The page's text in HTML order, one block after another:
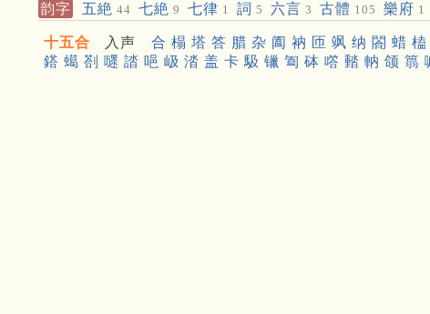
韵字 五絶 44 七絶 9 七律 1 詞 5 六言 3 古體 105 樂府 1
十五合 入声 合 榻 塔 答 腊 杂 阖 衲 匝 飒 纳 閤 蜡 榼
鎝 䗶 剳 嚃 誻 唈 岋 涾 盖 卡 馺 镴 㔩 砵 㗳 濌 軜 颌 䈳